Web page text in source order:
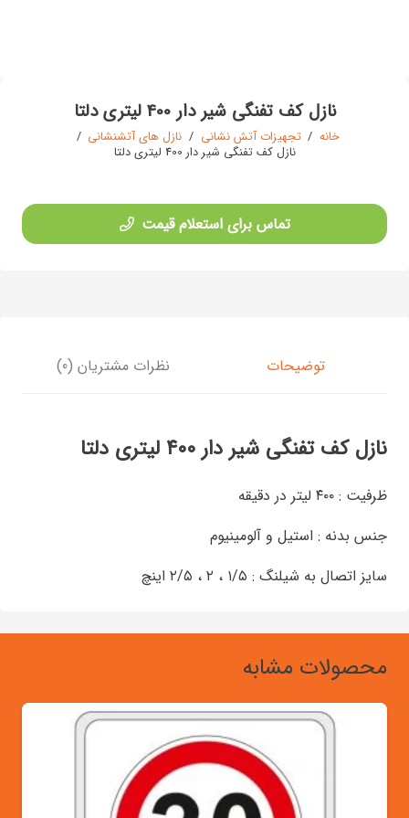
نازل کف تفنگی شیر دار 400 لیتری دلتا
خانه / تجهیزات آتش نشانی / نازل های آتشنشانی /
نازل کف تفنگی شیر دار 400 لیتری دلتا
تماس برای استعلام قیمت
توضیحات نظرات مشتریان (0)
نازل کف تفنگی شیر دار ۴۰۰ لیتری دلتا
ظرفیت : ۴۰۰ لیتر در دقیقه
جنس بدنه : استیل و آلومینیوم
سایز اتصال به شیلنگ : ۱/۵ ، ۲ ، ۲/۵ اینچ
محصولات مشابه